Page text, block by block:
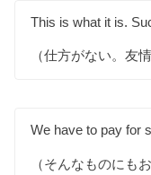
This is what it is.
（仕方がない。友
We have to pay for
（そんなものにも